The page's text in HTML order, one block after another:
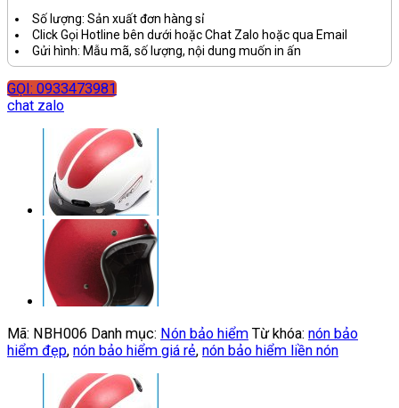
Số lượng: Sản xuất đơn hàng sỉ
Click Gọi Hotline bên dưới hoặc Chat Zalo hoặc qua Email
Gửi hình: Mẫu mã, số lượng, nội dung muốn in ấn
GỌI: 0933473981
chat zalo
Mã: NBH006 Danh mục: Nón bảo hiểm Từ khóa: nón bảo
hiểm đẹp, nón bảo hiểm giá rẻ, nón bảo hiểm liền nón